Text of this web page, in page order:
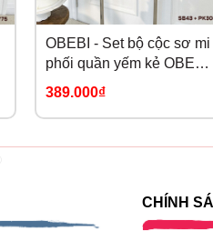
OBEBI - Set bộ cộc sơ mi
phối quần yếm kẻ OBEBI
(73-120)
389.000₫
CHÍNH